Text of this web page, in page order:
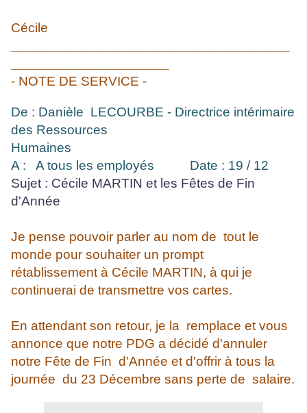
Cécile
- NOTE DE SERVICE -
De : Danièle LECOURBE - Directrice intérimaire
des Ressources
Humaines
A : A tous les employés
Date : 19 / 12
Sujet : Cécile MARTIN et les Fêtes de Fin
d'Année
Je pense pouvoir parler au nom de tout le
monde pour souhaiter un prompt
rétablissement à Cécile MARTIN, à qui je
continuerai de transmettre vos cartes.
En attendant son retour, je la remplace et vous
annonce que notre PDG a décidé d'annuler
notre Fête de Fin d'Année et d'offrir à tous la
journée du 23 Décembre sans perte de salaire.